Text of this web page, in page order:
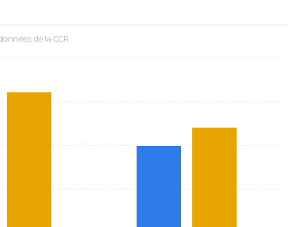
de la CCR